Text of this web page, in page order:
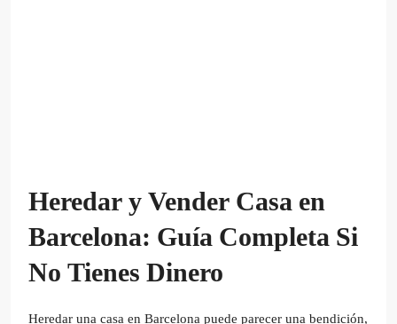
Heredar y Vender Casa en
Barcelona: Guía Completa Si
No Tienes Dinero
Heredar una casa en Barcelona puede parecer una bendición,